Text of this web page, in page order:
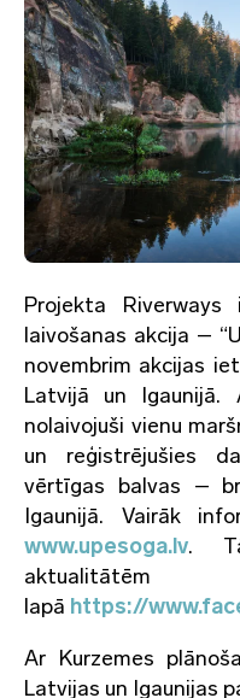
Projekta
laivošanas akcija –
novembrim akcijas
Latvijā un Igaunijā.
nolaivojuši vienu
un reģistrējušies
vērtīgas balvas –
Igaunijā. Vairāk
www.upesoga.lv.
aktualitātēm
lapā https://
Ar Kurzemes
Latvijas un Igaunijas